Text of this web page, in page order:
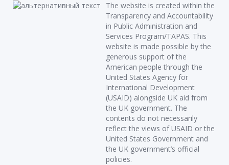
The website is created within the
Transparency and Accountability
in Public Administration and
Services Program/TAPAS. This
website is made possible by the
generous support of the
American people through the
United States Agency for
International Development
(USAID) alongside UK aid from
the UK government. The
contents do not necessarily
reflect the views of USAID or the
United States Government and
the UK government’s official
policies.